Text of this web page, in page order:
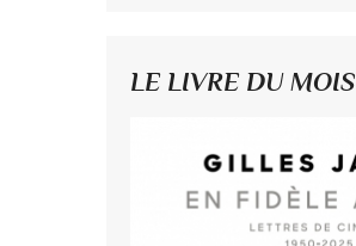
LE LIVRE DU MOIS